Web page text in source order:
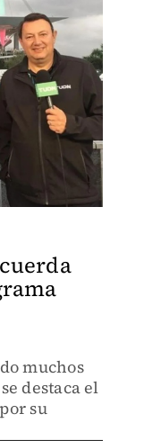
muchos
destaca el
su